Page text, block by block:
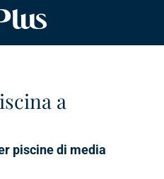
a
piscine di media